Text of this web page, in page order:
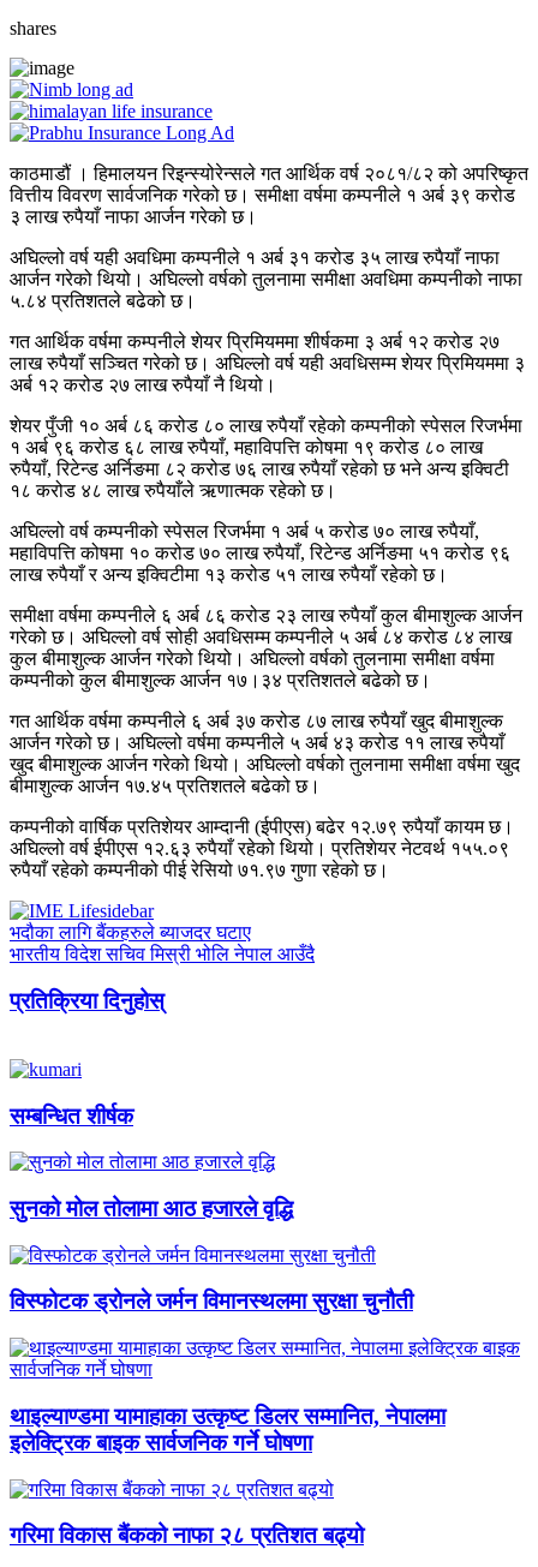
shares
काठमाडौं । हिमालयन रिइन्स्योरेन्सले गत आर्थिक वर्ष २०८१/८२ को अपरिष्कृत
वित्तीय विवरण सार्वजनिक गरेको छ। समीक्षा वर्षमा कम्पनीले १ अर्ब ३९ करोड
३ लाख रुपैयाँ नाफा आर्जन गरेको छ।
अघिल्लो वर्ष यही अवधिमा कम्पनीले १ अर्ब ३१ करोड ३५ लाख रुपैयाँ नाफा
आर्जन गरेको थियो। अघिल्लो वर्षको तुलनामा समीक्षा अवधिमा कम्पनीको नाफा
५.८४ प्रतिशतले बढेको छ।
गत आर्थिक वर्षमा कम्पनीले शेयर प्रिमियममा शीर्षकमा ३ अर्ब १२ करोड २७
लाख रुपैयाँ सञ्चित गरेको छ। अघिल्लो वर्ष यही अवधिसम्म शेयर प्रिमियममा ३
अर्ब १२ करोड २७ लाख रुपैयाँ नै थियो।
शेयर पुँजी १० अर्ब ८६ करोड ८० लाख रुपैयाँ रहेको कम्पनीको स्पेसल रिजर्भमा
१ अर्ब ९६ करोड ६८ लाख रुपैयाँ, महाविपत्ति कोषमा १९ करोड ८० लाख
रुपैयाँ, रिटेन्ड अर्निङमा ८२ करोड ७६ लाख रुपैयाँ रहेको छ भने अन्य इक्विटी
१८ करोड ४८ लाख रुपैयाँले ऋणात्मक रहेको छ।
अघिल्लो वर्ष कम्पनीको स्पेसल रिजर्भमा १ अर्ब ५ करोड ७० लाख रुपैयाँ,
महाविपत्ति कोषमा १० करोड ७० लाख रुपैयाँ, रिटेन्ड अर्निङमा ५१ करोड ९६
लाख रुपैयाँ र अन्य इक्विटीमा १३ करोड ५१ लाख रुपैयाँ रहेको छ।
समीक्षा वर्षमा कम्पनीले ६ अर्ब ८६ करोड २३ लाख रुपैयाँ कुल बीमाशुल्क आर्जन
गरेको छ। अघिल्लो वर्ष सोही अवधिसम्म कम्पनीले ५ अर्ब ८४ करोड ८४ लाख
कुल बीमाशुल्क आर्जन गरेको थियो। अघिल्लो वर्षको तुलनामा समीक्षा वर्षमा
कम्पनीको कुल बीमाशुल्क आर्जन १७।३४ प्रतिशतले बढेको छ।
गत आर्थिक वर्षमा कम्पनीले ६ अर्ब ३७ करोड ८७ लाख रुपैयाँ खुद बीमाशुल्क
आर्जन गरेको छ। अघिल्लो वर्षमा कम्पनीले ५ अर्ब ४३ करोड ११ लाख रुपैयाँ
खुद बीमाशुल्क आर्जन गरेको थियो। अघिल्लो वर्षको तुलनामा समीक्षा वर्षमा खुद
बीमाशुल्क आर्जन १७.४५ प्रतिशतले बढेको छ।
कम्पनीको वार्षिक प्रतिशेयर आम्दानी (ईपीएस) बढेर १२.७९ रुपैयाँ कायम छ।
अघिल्लो वर्ष ईपीएस १२.६३ रुपैयाँ रहेको थियो। प्रतिशेयर नेटवर्थ १५५.०९
रुपैयाँ रहेको कम्पनीको पीई रेसियो ७१.९७ गुणा रहेको छ।
भदौका लागि बैंकहरुले ब्याजदर घटाए
भारतीय विदेश सचिव मिस्री भोलि नेपाल आउँदै
प्रतिक्रिया दिनुहोस्
सम्बन्धित शीर्षक
सुनको मोल तोलामा आठ हजारले वृद्धि
विस्फोटक ड्रोनले जर्मन विमानस्थलमा सुरक्षा चुनौती
थाइल्याण्डमा यामाहाका उत्कृष्ट डिलर सम्मानित, नेपालमा
इलेक्ट्रिक बाइक सार्वजनिक गर्ने घोषणा
गरिमा विकास बैंकको नाफा २८ प्रतिशत बढ्यो